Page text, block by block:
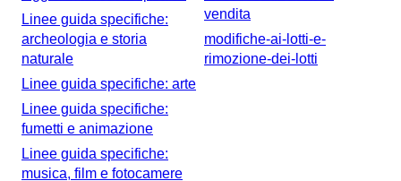
e gratuita. È un processo puramente elettronico e può essere
eseguito tramite un computer/tablet o un telefono cellulare con
connessione ad internet. Di seguito è disponibile una breve
descrizione del processo di registrazione. Sul sito
www.verpackungsregister.org le domande frequenti (FAQ)
contengono informazioni riguardanti le singole domande che
potrebbero sorgere nel contesto della registrazione. Si tratta di
un processo graduale sulla base delle richieste di
informazioni.Per la registrazione, è necessario completare due
passaggi:Richiesta di dati di accesso per LUCIDInserimento dei
dati di registrazionePer richiedere l’accesso, visita il sito:
www.verpackungsregister.org dove incontrerai il pulsante per
iscriverti al Registro LUCID. A questo punto, sarà necessario
Linee guida specifiche:
archeologia e storia
naturale
Linee guida specifiche: arte
Linee guida specifiche:
fumetti e animazione
Linee guida specifiche:
musica, film e fotocamere
vendita
modifiche-ai-lotti-e-
rimozione-dei-lotti